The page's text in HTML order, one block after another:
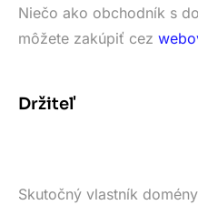
Niečo ako obchodník s
môžete zakúpiť cez
Držiteľ
Skutočný vlastník